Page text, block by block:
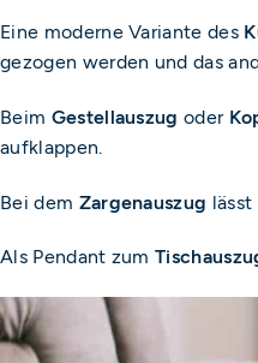
Eine moderne Variante des
gezogen werden und das
Beim Gestellauszugoder
aufklappen.
Bei dem Zargenauszug
Als Pendant zum